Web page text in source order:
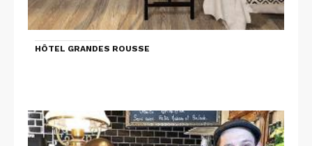
HÔTEL GRANDES ROUSSE